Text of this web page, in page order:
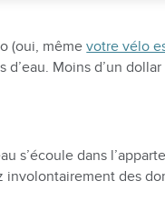
(oui, mêmevotre vélo
Moins d’un
dans
involontairement des